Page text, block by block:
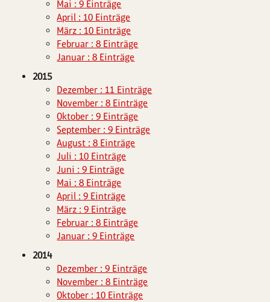
Mai : 9 Einträge
April : 10 Einträge
März : 10 Einträge
Februar : 8 Einträge
Januar : 8 Einträge
2015
Dezember : 11 Einträge
November : 8 Einträge
Oktober : 9 Einträge
September : 9 Einträge
August : 8 Einträge
Juli : 10 Einträge
Juni : 9 Einträge
Mai : 8 Einträge
April : 9 Einträge
März : 9 Einträge
Februar : 8 Einträge
Januar : 9 Einträge
2014
Dezember : 9 Einträge
November : 8 Einträge
Oktober : 10 Einträge